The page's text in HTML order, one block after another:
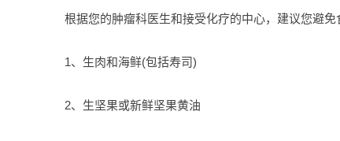
根据您的肿瘤科医生和接受化疗的中心，建议您避
1、生肉和海鲜(包括寿司)
2、生坚果或新鲜坚果黄油